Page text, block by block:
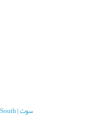
سوث | South